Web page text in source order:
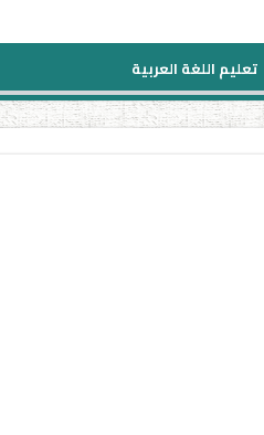
تعليم اللغة العربية